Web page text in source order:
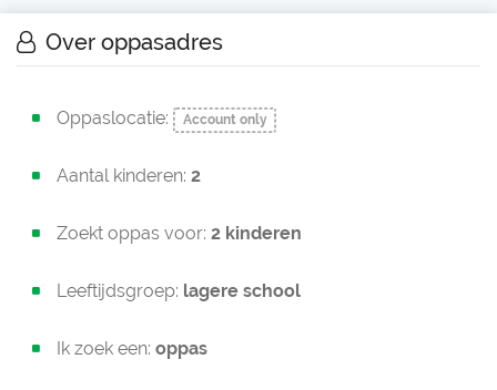
Over oppasadres
Oppaslocatie: Account only
Aantal kinderen: 2
Zoekt oppas voor: 2 kinderen
Leeftijdsgroep: lagere school
Ik zoek een: oppas